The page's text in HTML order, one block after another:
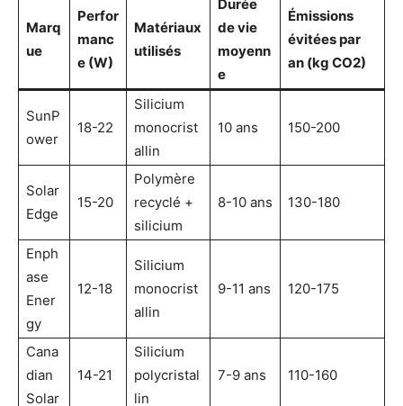
Marq
ue
Perfor
manc
e (W)
Matériaux
utilisés
Durée
de vie
moyenn
e
Émissions
évitées par
an (kg CO2)
SunP
ower
18-22
Silicium
monocrist
allin
10 ans 150-200
Solar
Edge
15-20
Polymère
recyclé +
silicium
8-10 ans 130-180
Enph
ase
Ener
gy
12-18
Silicium
monocrist
allin
9-11 ans 120-175
Cana
dian
Solar
14-21
Silicium
polycristal
lin
7-9 ans 110-160